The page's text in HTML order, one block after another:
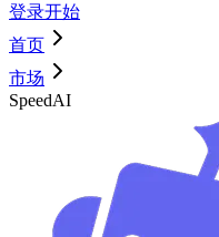
登录开始
首页
市场
SpeedAI